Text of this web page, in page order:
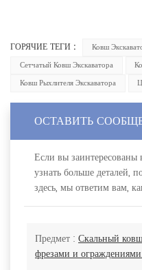
ГОРЯЧИЕ ТЕГИ : Ковш
Сетчатый Ковш Экскаватора
Ковш Рыхлителя Экскаватора
ОСТАВИТЬ
Если вы
узнать больше деталей,
здесь, мы ответим вам,
Предмет : Скальный
фрезами и